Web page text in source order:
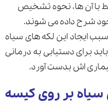
با آن ها، نحوه تشخیص
شرح داده می شوند.
ایجاد این لکه های سیاه
برای دستیابی به درمانی
اش بدست آورد.
سیاه بر روی کیسه
ارسال